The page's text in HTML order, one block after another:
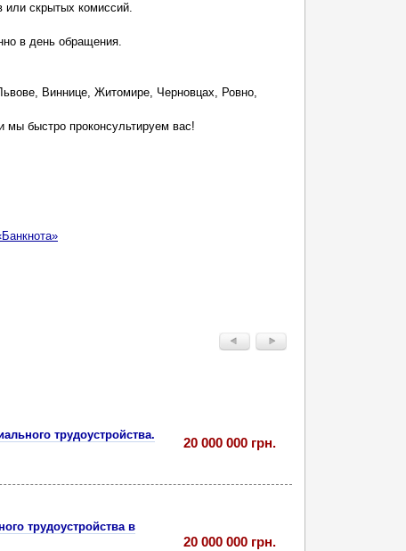
или скрытых комиссий.
в день обращения.
Виннице, Житомире, Черновцах, Ровно,
мы быстро проконсультируем вас!
трудоустройства.
20 000 000 грн.
трудоустройства в
20 000 000 грн.